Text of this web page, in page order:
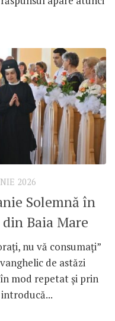
2026
Solemnă în
Baia Mare
nu vă consumați”
de astăzi
mod repetat și prin